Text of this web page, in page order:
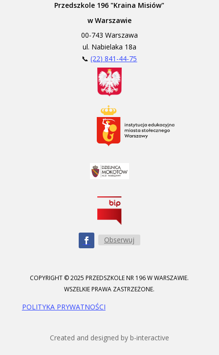
Przedszkole 196 "Kraina Misiów"
w Warszawie
00-743 Warszawa
ul. Nabielaka 18a
📞(22) 841-44-75
Obserwuj
COPYRIGHT © 2025 PRZEDSZKOLE NR 196 W WARSZAWIE.
WSZELKIE PRAWA ZASTRZEŻONE.
POLITYKA PRYWATNOŚCI
Created and designed by b-interactive